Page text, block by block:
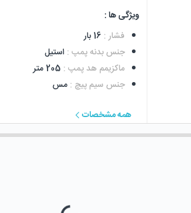
ویژگی ها :
فشار: 16 بار
جنس بدنه پمپ: استیل
ماکزیمم هد پمپ: 205 متر
جنس سیم پیچ : مس
همه مشخصات